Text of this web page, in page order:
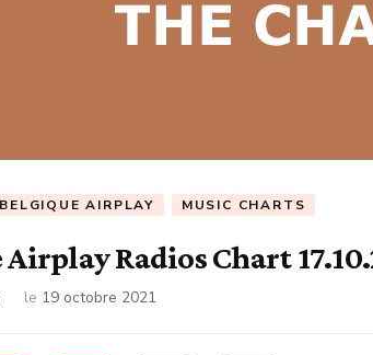
BELGIQUE AIRPLAY MUSIC CHARTS
Radios Chart
le 19 octobre 2021